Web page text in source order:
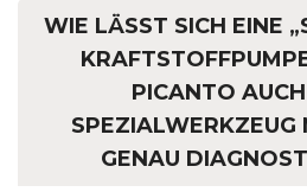
WIE LÄSST SICH EINE
PICANTO
SPEZIALWERKZEUG
GENAU